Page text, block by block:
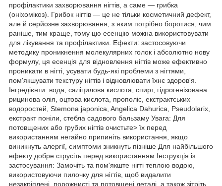
профілактики захворювання нігтів, а саме — грибка
(оніхомікоз). Грибок нігтів — це не тільки косметичний дефект,
але й серйозне захворювання, з яким потрібно боротися, чим
раніше, тим краще, тому цю есенцію можна використовувати
для лікування та профілактики. Ефекти: застосовуючи
методику проникнення молекулярних голок і абсолютно нову
формулу, ця есенція для відновлення нігтів може ефективно
проникати в нігті, усувати будь-які проблеми з нігтями,
пом'якшувати текстуру нігтів і відновлювати їхнє здоров'я.
Інгредієнти: вода, саліцилова кислота, спирт, гідрогенізована
рицинова олія, оцтова кислота, прополіс, екстрактських
водоростей, Stemona japonica, Angelica Dahurica, Pseudolarix,
екстракт поніли, стебла садового бальзаму Увага: Для
потовщених або грубих нігтів очистьте> їх перед
використанням негайно припиніть використання, якщо
виникнуть алергії, симптоми зникнуть пізніше Для найбільшого
ефекту добре струсіть перед використанням Інструкція із
застосування: Замочіть та пом'якште нігті теплою водою,
використовуючи пилочку для нігтів, щоб видалити
незакріплені, порожнисті та потовщені деталі, а також зітріть